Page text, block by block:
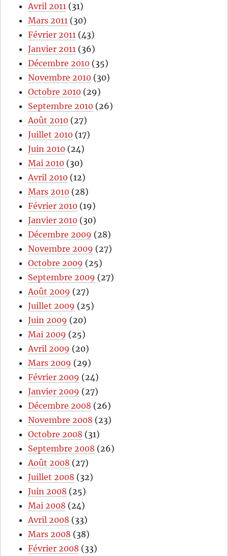
Avril 2011 (31)
Mars 2011 (30)
Février 2011 (43)
Janvier 2011 (36)
Décembre 2010 (35)
Novembre 2010 (30)
Octobre 2010 (29)
Septembre 2010 (26)
Août 2010 (27)
Juillet 2010 (17)
Juin 2010 (24)
Mai 2010 (30)
Avril 2010 (12)
Mars 2010 (28)
Février 2010 (19)
Janvier 2010 (30)
Décembre 2009 (28)
Novembre 2009 (27)
Octobre 2009 (25)
Septembre 2009 (27)
Août 2009 (27)
Juillet 2009 (25)
Juin 2009 (20)
Mai 2009 (25)
Avril 2009 (20)
Mars 2009 (29)
Février 2009 (24)
Janvier 2009 (27)
Décembre 2008 (26)
Novembre 2008 (23)
Octobre 2008 (31)
Septembre 2008 (26)
Août 2008 (27)
Juillet 2008 (32)
Juin 2008 (25)
Mai 2008 (24)
Avril 2008 (33)
Mars 2008 (38)
Février 2008 (33)